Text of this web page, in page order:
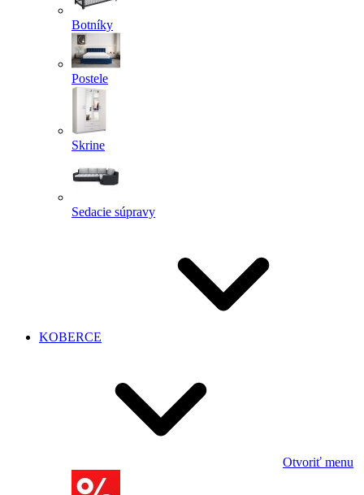
Botníky
Postele
Skrine
Sedacie súpravy
KOBERCE
Otvoriť menu